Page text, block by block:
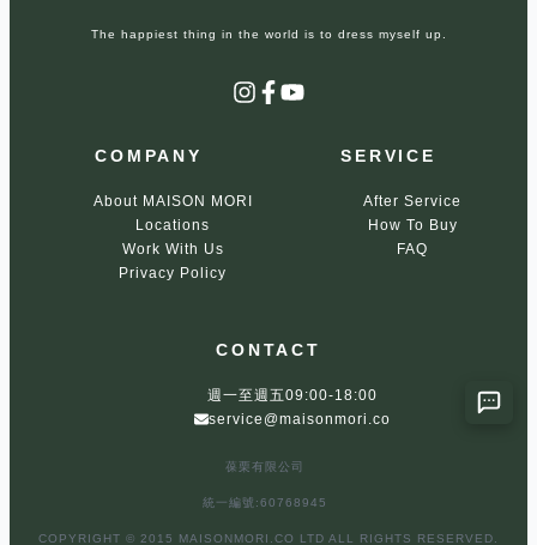
The happiest thing in the world is to dress myself up.
Instagram
Facebook
YouTube
COMPANY
About MAISON MORI
Locations
Work With Us
Privacy Policy
SERVICE
After Service
How To Buy
FAQ
CONTACT
週一至週五09:00-18:00
service@maisonmori.co
葆栗有限公司
統一編號:60768945
COPYRIGHT © 2015 MAISONMORI.CO LTD ALL RIGHTS RESERVED.